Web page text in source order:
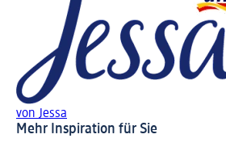
von Jessa
Mehr Inspiration für Sie